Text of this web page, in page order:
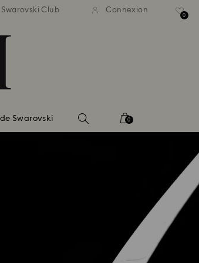
gratuite
à 150 $
Livraison standard
pour une commande
Swarovski Club Connexion
0
Swarovski 0